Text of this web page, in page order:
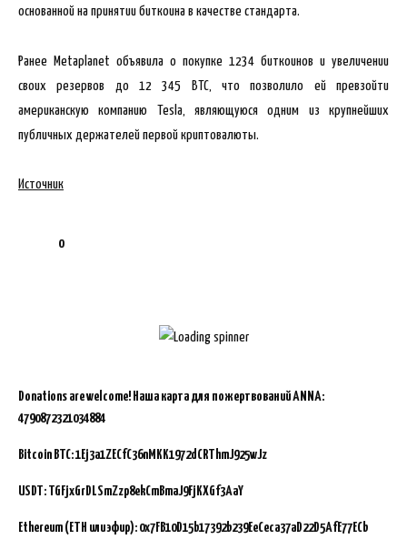
основанной на принятии биткоина в качестве стандарта.
Ранее Metaplanet объявила о покупке 1234 биткоинов и увеличении
своих резервов до 12 345 ВТС, что позволило ей превзойти
американскую компанию Tesla, являющуюся одним из крупнейших
публичных держателей первой криптовалюты.
Источник
0
Donations are welcome! Наша карта для пожертвований ANNA:
4790872321034884
Bitcoin BTC:1Ej3a1ZECfC36nMKK1972dCRThmJ925wJz
USDT: TGFjxGrDLSmZzp8ekCmBmaJ9FjKXGf3AaY
Ethereum (ETH или эфир): 0x7FB10D15b17392b239EeCeca37aD22D5AfE77ECb